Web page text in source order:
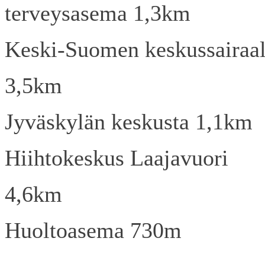
terveysasema 1,3km
Keski-Suomen
3,5km
Jyväskylän keskusta 1,1km
Hiihtokeskus Laajavuori
4,6km
Huoltoasema 730m